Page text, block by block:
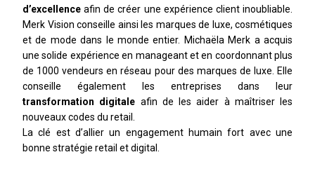
d’excellence afin de créer une expérience client inoubliable.
Merk Vision conseille ainsi les marques de luxe, cosmétiques
et de mode dans le monde entier. Michaëla Merk a acquis
une solide expérience en manageant et en coordonnant plus
de 1000 vendeurs en réseau pour des marques de luxe. Elle
conseille également les entreprises dans leur
transformation digitale afin de les aider à maîtriser les
nouveaux codes du retail.
La clé est d’allier un engagement humain fort avec une
bonne stratégie retail et digital.